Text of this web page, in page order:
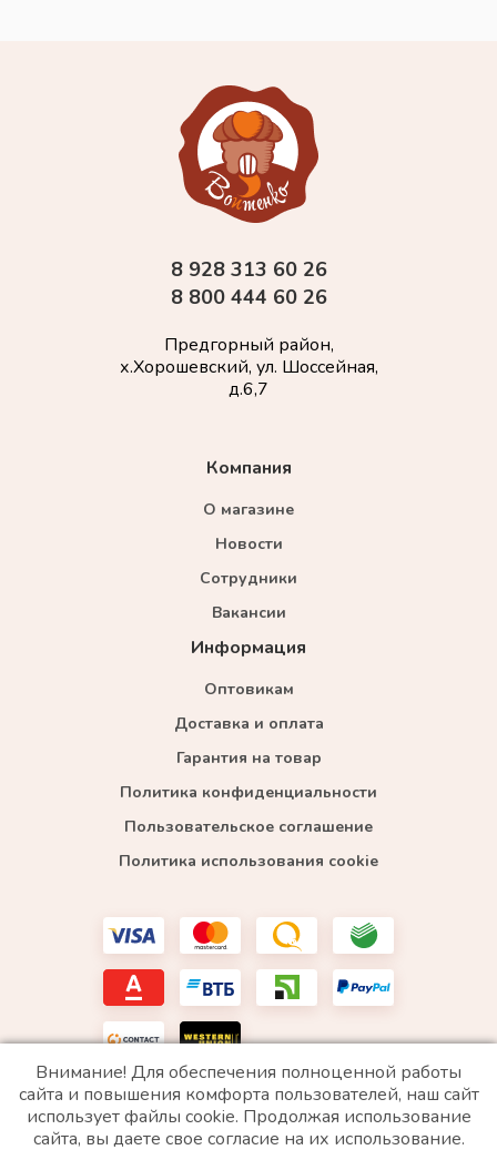
Компания
О магазине
Новости
Сотрудники
Вакансии
Информация
Оптовикам
Доставка и оплата
Гарантия на товар
Политика конфиденциальности
Пользовательское соглашение
Политика использования cookie
8 928 313 60 26
8 800 444 60 26
Предгорный район,
х.Хорошевский, ул. Шоссейная,
д.6,7
*WhatsApp принадлежит компании Meta, которая признана экстремистской и запрещена в
РФ
Внимание! Для обеспечения полноценной работы
сайта и повышения комфорта пользователей, наш сайт
использует файлы cookie. Продолжая использование
сайта, вы даете свое согласие на их использование.